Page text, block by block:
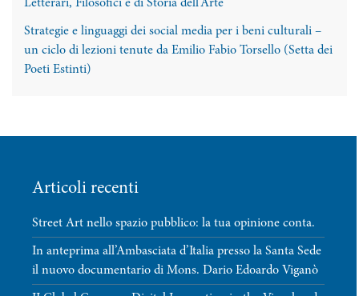
Letterari, Filosofici e di Storia dell’Arte
Strategie e linguaggi dei social media per i beni culturali –
un ciclo di lezioni tenute da Emilio Fabio Torsello (Setta dei
Poeti Estinti)
Articoli recenti
Street Art nello spazio pubblico: la tua opinione conta.
In anteprima all’Ambasciata d’Italia presso la Santa Sede
il nuovo documentario di Mons. Dario Edoardo Viganò